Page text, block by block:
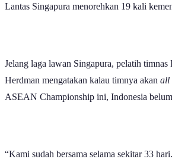
Lantas Singapura menorehkan 19 kali
Jelang laga lawan Singapura, pelatih timnas
Herdman mengatakan kalau timnya akan all
ASEAN Championship ini, Indonesia
“Kami sudah bersama selama sekitar 33